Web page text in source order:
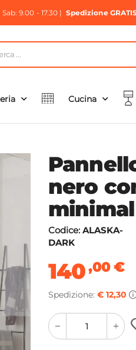
9.00 - 17.30 | Spedizione
Cucina
nero
Codice: ALASKA-
DARK
140,00€
Spedizione: € 12,30
quantity
button
button